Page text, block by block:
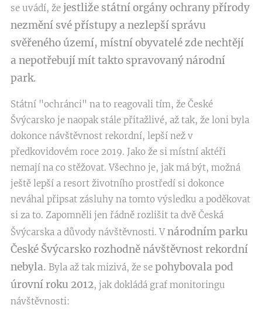
se uvádí, že jestliže státní orgány ochrany přírody
nezmění své přístupy a nezlepší správu
svěřeného území, místní obyvatelé zde nechtějí
a nepotřebují mít takto spravovaný národní
park.
Státní "ochránci" na to reagovali tím, že České
Švýcarsko je naopak stále přitažlivé, až tak, že loni byla
dokonce návštěvnost rekordní, lepší než v
předkovidovém roce 2019. Jako že si místní aktéři
nemají na co stěžovat. Všechno je, jak má být, možná
ještě lepší a resort životního prostředí si dokonce
neváhal připsat zásluhy na tomto výsledku a poděkovat
si za to. Zapomněli jen řádně rozlišit ta dvě Česká
Švýcarska a důvody návštěvnosti. Vnárodním parku
České Švýcarsko rozhodně návštěvnost rekordní
nebyla. Byla až tak mizivá, že se pohybovala pod
úrovní roku 2012, jak dokládá graf monitoringu
návštěvnosti: